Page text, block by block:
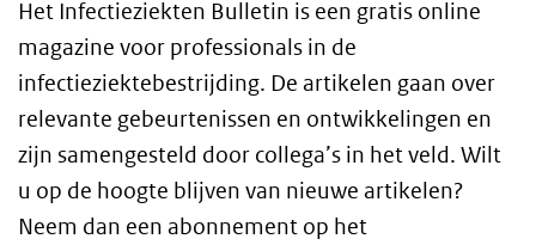
Het Infectieziekten Bulletin is een gratis online
magazine voor professionals in de
infectieziektebestrijding. De artikelen gaan over
relevante gebeurtenissen en ontwikkelingen en
zijn samengesteld door collega’s in het veld. Wilt
u op de hoogte blijven van nieuwe artikelen?
Neem dan een abonnement op het